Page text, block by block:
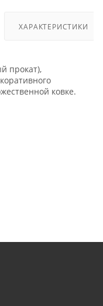
ХАРАКТЕРИСТИКИ
прокат),
ковке.